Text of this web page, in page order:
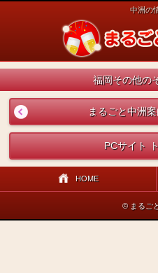
中洲の
福岡その他の
まるごと中洲
PCサイト
HOME
© まるご